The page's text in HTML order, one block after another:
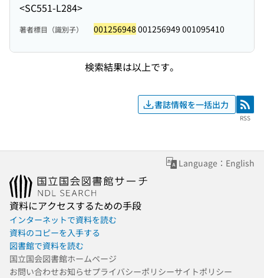
<SC551-L284>
著者標目（識別子） 001256948 001256949 001095410
検索結果は以上です。
書誌情報を一括出力 RSS
RSS
Language：English
資料にアクセスするための手段
インターネットで資料を読む
資料のコピーを入手する
図書館で資料を読む
国立国会図書館ホームページ
お問い合わせお知らせプライバシーポリシーサイトポリシー